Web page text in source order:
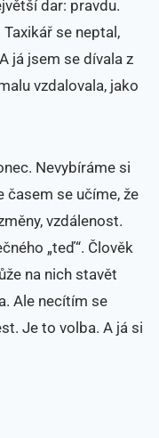
dar: pravdu.
se neptal,
já jsem se dívala z
vzdalovala, jako
Nevybíráme si
časem se učíme, že
vzdálenost.
„teď“. Člověk
na nich stavět
Ale necítím se
Je to volba. A já si